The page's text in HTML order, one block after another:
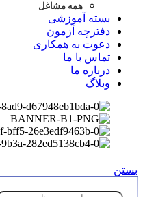
همه مشاغل
بسته آموزشی
دفترچه آزمون
دعوت به همکاری
تماس با ما
درباره ما
وبلاگ
بستن